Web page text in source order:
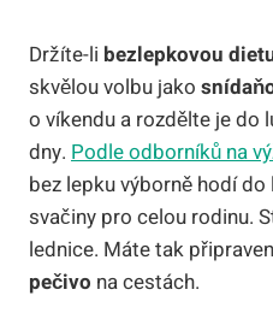
Držíte-li bezlepkovou
skvělou volbu jako
o víkendu a rozdělte je do
dny. Podle odborníků na
bez lepku výborně hodí
svačiny pro celou rodinu.
lednice. Máte tak
pečivo na cestách.